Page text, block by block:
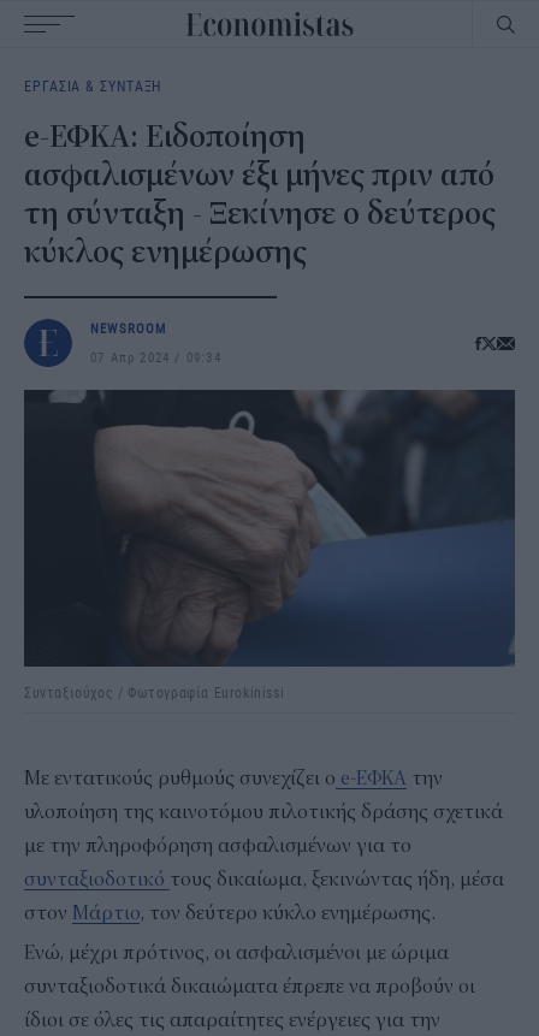
navigation
ΕΡΓΑΣΙΑ & ΣΥΝΤΑΞΗ
e-ΕΦΚΑ: Ειδοποίηση
ασφαλισμένων έξι μήνες πριν από
τη σύνταξη - Ξεκίνησε ο δεύτερος
κύκλος ενημέρωσης
NEWSROOM
07 Απρ 2024
09:34
Συνταξιούχος / Φωτογραφία Eurokinissi
Με εντατικούς ρυθμούς συνεχίζει ο e-ΕΦΚΑ την
υλοποίηση της καινοτόμου πιλοτικής δράσης σχετικά
με την πληροφόρηση ασφαλισμένων για το
συνταξιοδοτικό τους δικαίωμα, ξεκινώντας ήδη, μέσα
στον Μάρτιο, τον δεύτερο κύκλο ενημέρωσης.
Ενώ, μέχρι πρότινος, οι ασφαλισμένοι με ώριμα
συνταξιοδοτικά δικαιώματα έπρεπε να προβούν οι
ίδιοι σε όλες τις απαραίτητες ενέργειες για την